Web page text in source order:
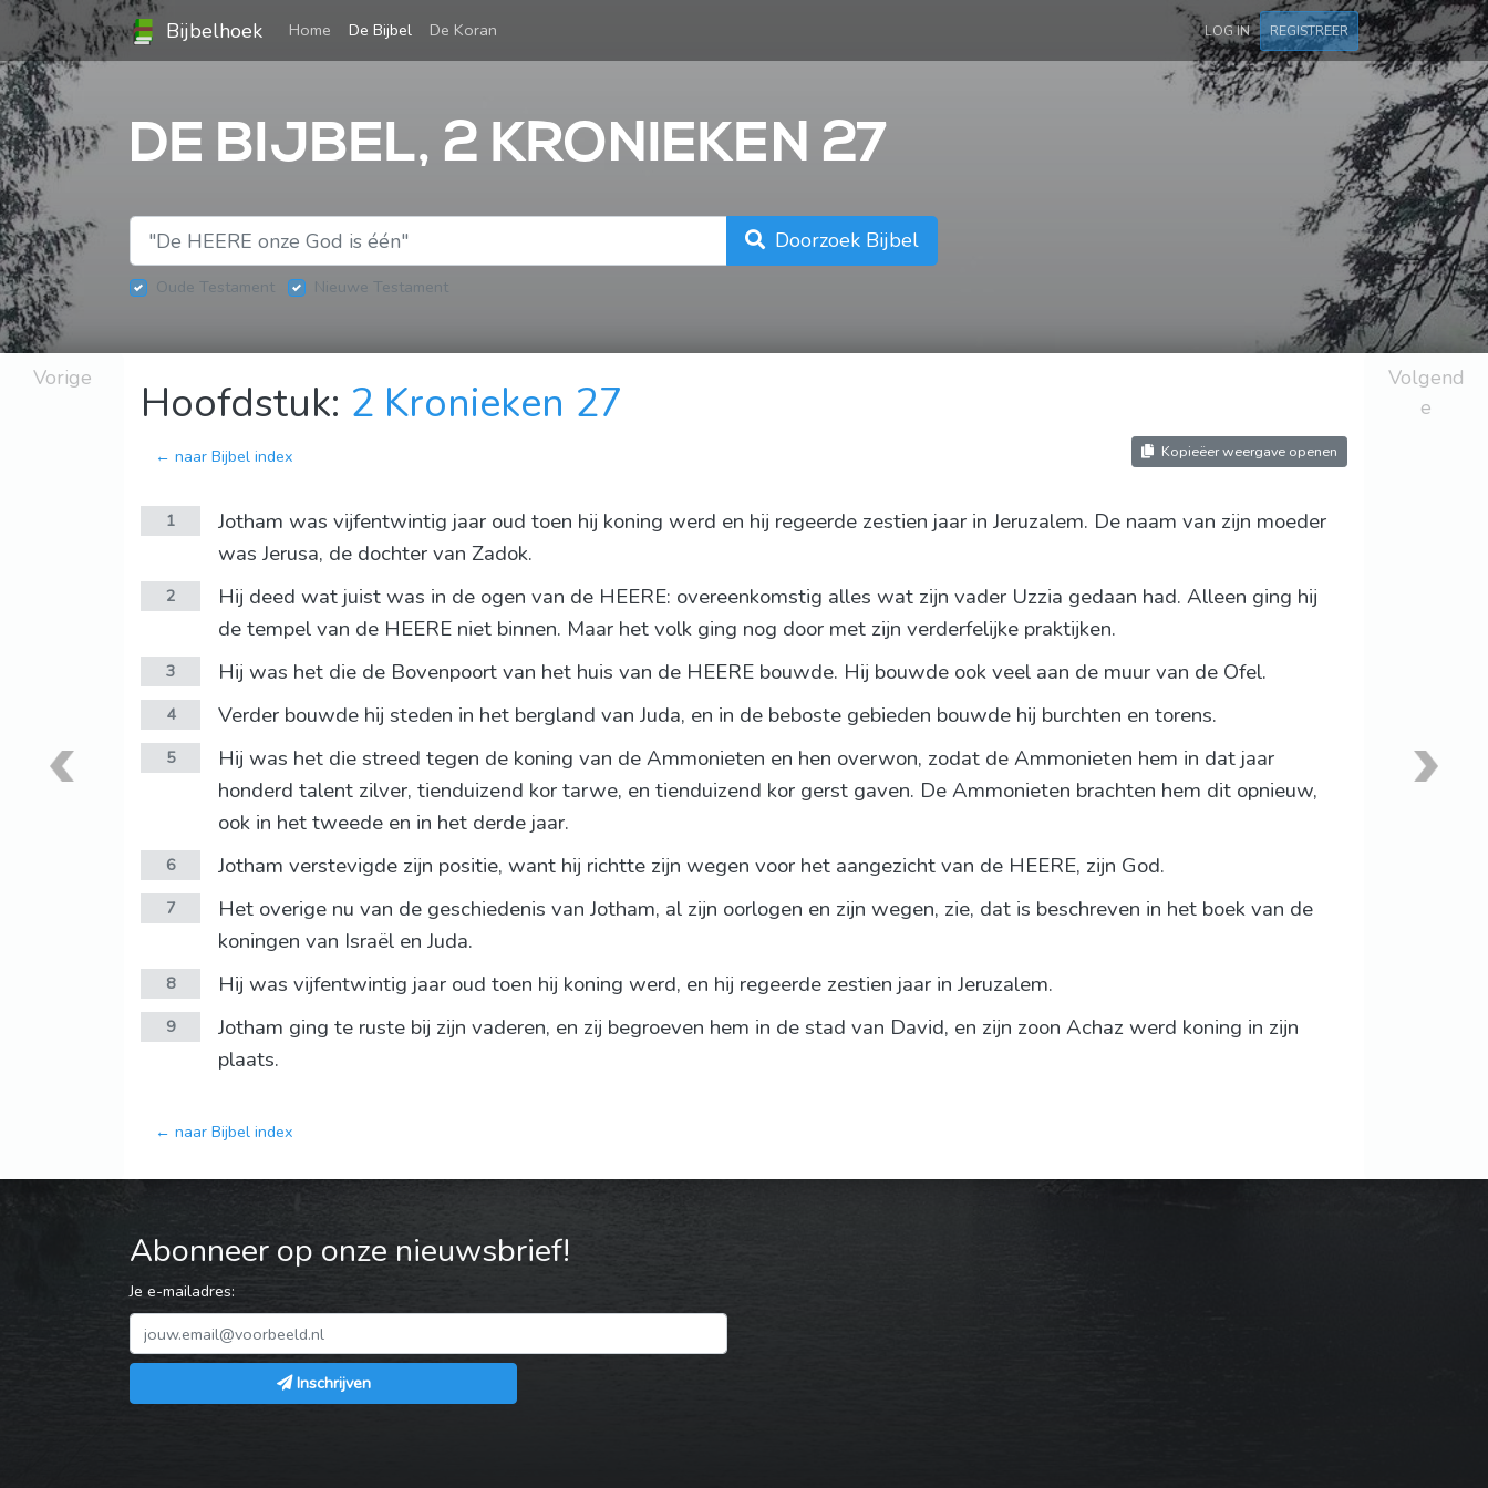
Bijbelhoek Home (current)
De Bijbel De Koran LOG IN REGISTREER
DE BIJBEL, 2 KRONIEKEN 27
Doorzoek Bijbel
Oude Testament Nieuwe Testament
Vorige Hoofdstuk: 2 Kronieken 27
← naar Bijbel index Kopieëer weergave openen
1
Jotham was vijfentwintig jaar oud toen hij koning werd en hij regeerde zestien jaar in Jeruzalem. De naam van zijn moeder
was Jerusa, de dochter van Zadok.
2
Hij deed wat juist was in de ogen van de HEERE: overeenkomstig alles wat zijn vader Uzzia gedaan had. Alleen ging hij
de tempel van de HEERE niet binnen. Maar het volk ging nog door met zijn verderfelijke praktijken.
3 Hij was het die de Bovenpoort van het huis van de HEERE bouwde. Hij bouwde ook veel aan de muur van de Ofel.
4 Verder bouwde hij steden in het bergland van Juda, en in de beboste gebieden bouwde hij burchten en torens.
5
Hij was het die streed tegen de koning van de Ammonieten en hen overwon, zodat de Ammonieten hem in dat jaar
honderd talent zilver, tienduizend kor tarwe, en tienduizend kor gerst gaven. De Ammonieten brachten hem dit opnieuw,
ook in het tweede en in het derde jaar.
6 Jotham verstevigde zijn positie, want hij richtte zijn wegen voor het aangezicht van de HEERE, zijn God.
7
Het overige nu van de geschiedenis van Jotham, al zijn oorlogen en zijn wegen, zie, dat is beschreven in het boek van de
koningen van Israël en Juda.
8 Hij was vijfentwintig jaar oud toen hij koning werd, en hij regeerde zestien jaar in Jeruzalem.
9
Jotham ging te ruste bij zijn vaderen, en zij begroeven hem in de stad van David, en zijn zoon Achaz werd koning in zijn
plaats.
← naar Bijbel index
Volgend
e
Abonneer op onze nieuwsbrief!
Je e-mailadres:
Inschrijven